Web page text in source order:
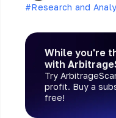
#Research and
While you're
with
Try
profit. Buy a
free!